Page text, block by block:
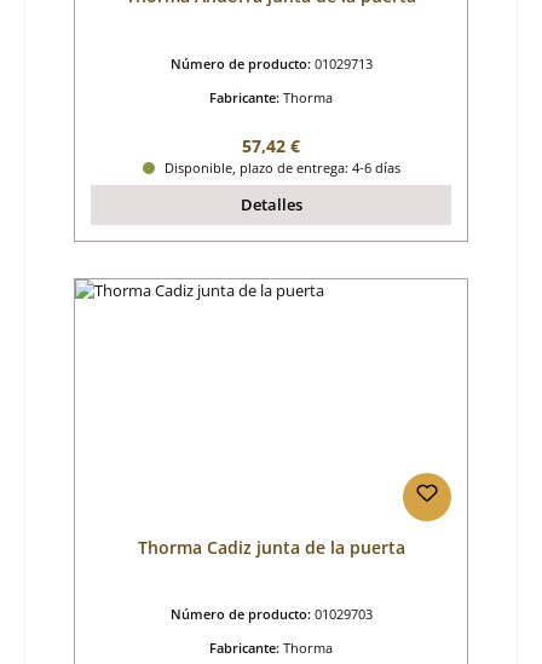
Número de producto: 01029713
Fabricante: Thorma
Precio normal:
57,42 €
Disponible, plazo de entrega: 4-6 días
Detalles
Thorma Cadiz junta de la puerta
Número de producto: 01029703
Fabricante: Thorma